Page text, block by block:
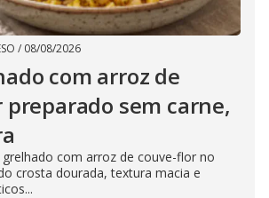
/ 08/08/2026
com arroz de
sem carne,
com arroz de couve-flor no
crosta dourada, textura macia e